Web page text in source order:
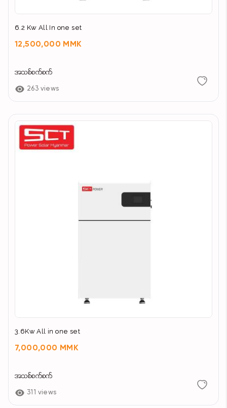
6.2 Kw All In one set
12,500,000 MMK
အသစ်စက်စက်
263 views
3.6Kw All in one set
7,000,000 MMK
အသစ်စက်စက်
311 views